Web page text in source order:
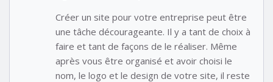
Créer un site pour votre entreprise peut être
une tâche décourageante. Il y a tant de choix à
faire et tant de façons de le réaliser. Même
après vous être organisé et avoir choisi le
nom, le logo et le design de votre site, il reste